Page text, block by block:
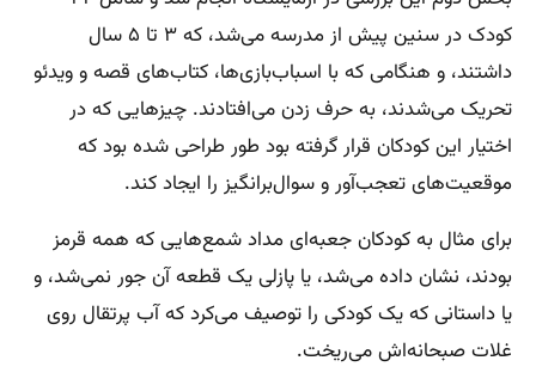
کودک در سنین پیش از مدرسه می‌شد، که ۳ تا ۵ سال
داشتند،‌ و هنگامی که با اسباب‌بازی‌ها،‌ کتاب‌‌های قصه و ویدئو
تحریک می‌شدند،‌ به حرف زدن می‌افتادند. چیزهایی که در
اختیار این کودکان قرار گرفته بود طور طراحی شده بود که
موقعیت‌های تعجب‌آور و سوال‌برانگیز را ایجاد کند.
برای مثال به کودکان جعبه‌ای مداد شمع‌هایی که همه قرمز
بودند، نشان داده می‌شد، یا پازلی یک قطعه‌ آن جور نمی‌شد، و
یا داستانی که یک کودکی را توصیف می‌کرد که آب پرتقال روی
غلات صبحانه‌اش می‌ریخت.